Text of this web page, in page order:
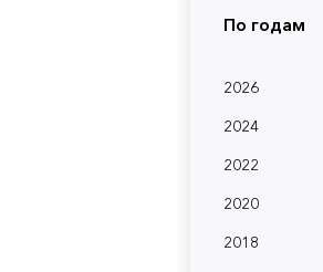
По годам
2026
2024
2022
2020
2018